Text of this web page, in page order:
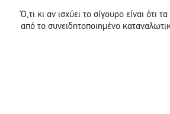
Ό,τι κι αν ισχύει το σίγουρο είναι
από το συνειδητοποιημένο